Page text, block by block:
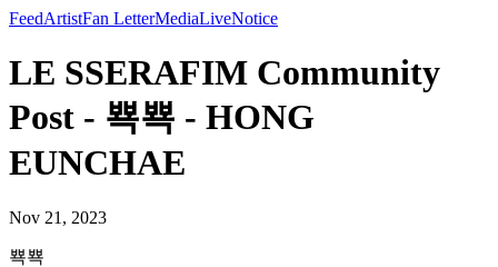
FeedArtistFan LetterMediaLiveNotice
LE SSERAFIM Community
Post - 뾱뾱 - HONG
EUNCHAE
Nov 21, 2023
뾱뾱